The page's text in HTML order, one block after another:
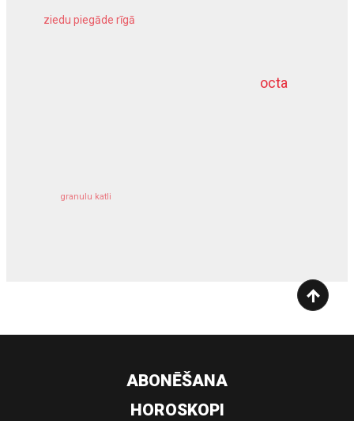
octa
ziedu piegāde rīgā
granulu katli
dziļurbums
ABONĒŠANA
HOROSKOPI